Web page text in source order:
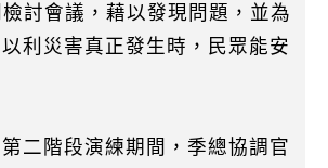
檢討會議，藉以發現問題，並為
利災害真正發生時，民眾能安
二階段演練期間，季總協調官